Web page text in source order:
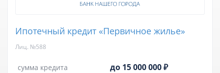
Ипотечный кредит «Первичное жилье»
Лиц. №588
сумма кредита до 15 000 000 ₽